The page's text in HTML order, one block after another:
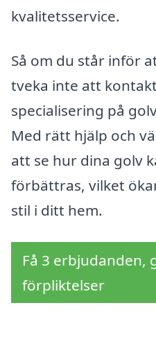
kvalitetsservice.
Så om du står inför
tveka inte att
specialisering på
Med rätt hjälp och
att se hur dina golv
förbättras, vilket
stil i ditt hem.
Få 3 erbjudanden,
förpliktelser